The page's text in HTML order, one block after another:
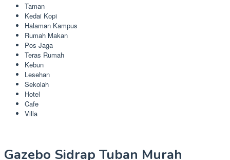
Taman
Kedai Kopi
Halaman Kampus
Rumah Makan
Pos Jaga
Teras Rumah
Kebun
Lesehan
Sekolah
Hotel
Cafe
Villa
Gazebo Sidrap Tuban Murah